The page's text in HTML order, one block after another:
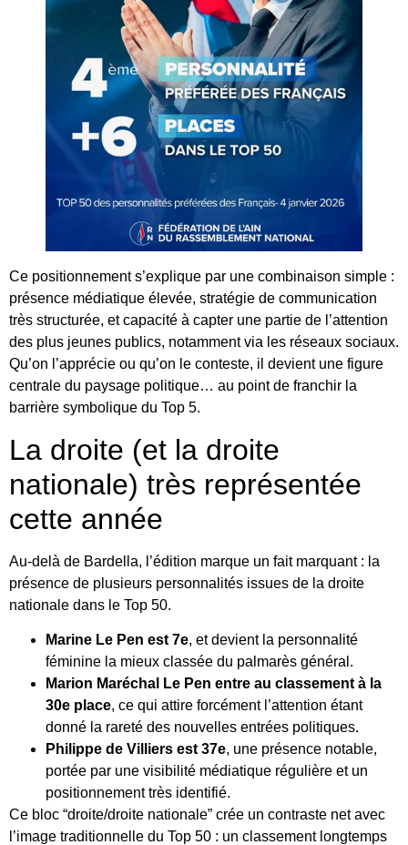
Ce positionnement s’explique par une combinaison simple :
présence médiatique élevée, stratégie de communication
très structurée, et capacité à capter une partie de l’attention
des plus jeunes publics, notamment via les réseaux sociaux.
Qu’on l’apprécie ou qu’on le conteste, il devient une figure
centrale du paysage politique… au point de franchir la
barrière symbolique du Top 5.
La droite (et la droite
nationale) très représentée
cette année
Au-delà de Bardella, l’édition marque un fait marquant : la
présence de plusieurs personnalités issues de la droite
nationale dans le Top 50.
Marine Le Pen est 7e, et devient la personnalité
féminine la mieux classée du palmarès général.
Marion Maréchal Le Pen entre au classement à la
30e place, ce qui attire forcément l’attention étant
donné la rareté des nouvelles entrées politiques.
Philippe de Villiers est 37e, une présence notable,
portée par une visibilité médiatique régulière et un
positionnement très identifié.
Ce bloc “droite/droite nationale” crée un contraste net avec
l’image traditionnelle du Top 50 : un classement longtemps